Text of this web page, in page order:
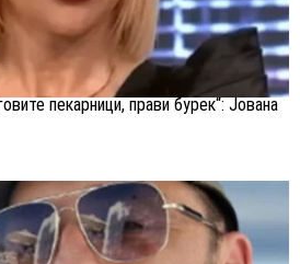
пекарници, прави бурек“: Јована